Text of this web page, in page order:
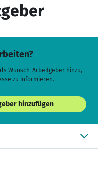
Wunsch-Arbeitgeber hinzu,
zu informieren.
hinzufügen